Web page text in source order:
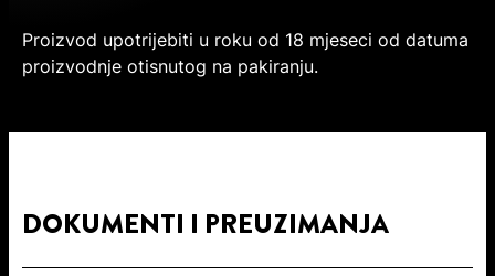
Proizvod upotrijebiti u roku od 18 mjeseci od datuma
proizvodnje otisnutog na pakiranju.
DOKUMENTI I PREUZIMANJA